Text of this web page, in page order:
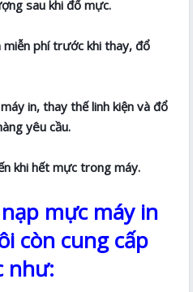
sau khi đổ mực.
phí trước khi thay, đổ
in, thay thế linh kiện và đổ
yêu cầu.
khi hết mực trong máy.
mực máy in
còn cung cấp
như: